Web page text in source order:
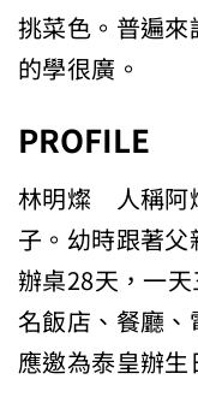
挑菜色。普遍
的學很廣。
PROFILE
林明燦 人稱阿
子。幼時跟著
辦桌28天，一
名飯店、餐廳
應邀為泰皇辦生